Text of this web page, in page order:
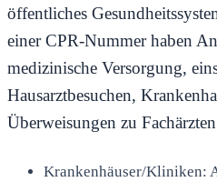
öffentliches
einer CPR-Nummer haben
medizinische Versorgung,
Hausarztbesuchen,
Überweisungen zu
Krankenhäuser/Kliniken: